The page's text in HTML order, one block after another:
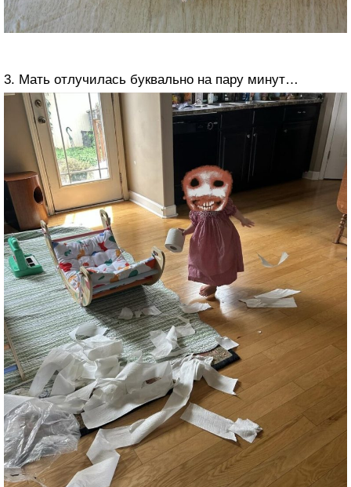
3. Мать отлучилась буквально на пару минут…